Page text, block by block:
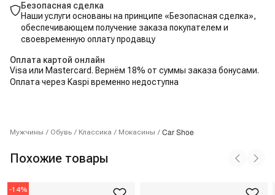
Безопасная сделка
Наши услуги основаны на принципе «Безопасная сделка»,
обеспечивающем получение заказа покупателем и
своевременную оплату продавцу
Оплата картой онлайн
Visa или Mastercard. Вернём 18% от суммы заказа бонусами.
Оплата через Kaspi временно недоступна
Мужчины / Обувь / Классика / Мокасины / Car Shoe
Похожие товары
-14%